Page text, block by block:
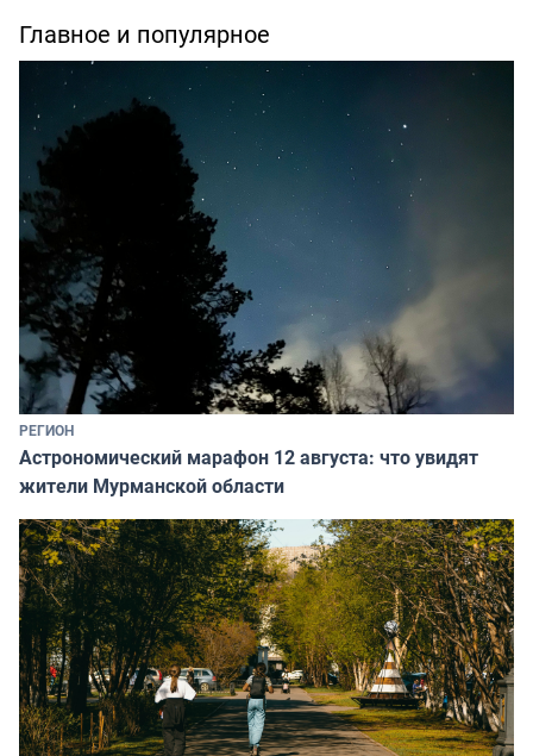
Главное и популярное
РЕГИОН
Астрономический марафон 12 августа: что увидят
жители Мурманской области